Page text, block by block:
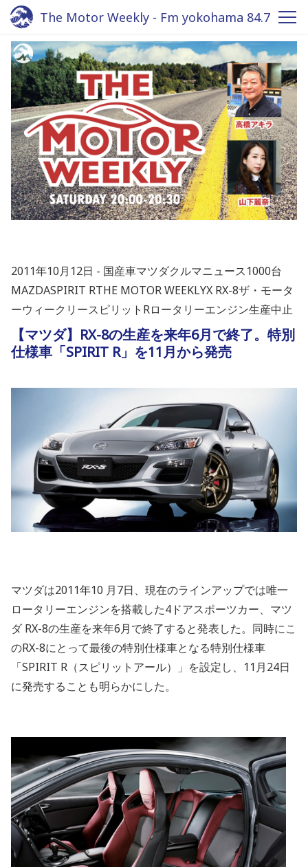
The Motor Weekly - Fm yokohama 84.7
2011年10月12日
国産車マツダクルマニュース1000台
MAZDASPIRIT RTHE MOTOR WEEKLYX RX-8ザ・モータ
ーウィークリースピリットRロータリーエンジン生産中止
【マツダ】RX-8の生産を来年6月で終了。特別
仕様車「SPIRIT R」を11月から発売
マツダは2011年10 月7日、現在のラインアップでは唯一
ロータリーエンジンを搭載した4ドアスポーツカー、マツ
ダ RX-8の生産を来年6月で終了すると発表した。同時にこ
のRX-8にとって最後の特別仕様車となる特別仕様車
「SPIRIT R（スピリットアール）」を設定し、11月24日
に発売することも明らかにした。